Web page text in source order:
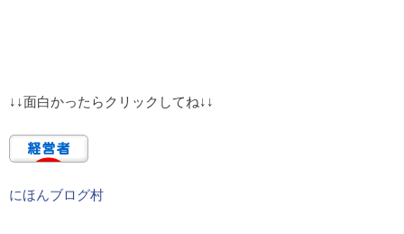
↓↓面白かったらクリックしてね↓↓
にほんブログ村